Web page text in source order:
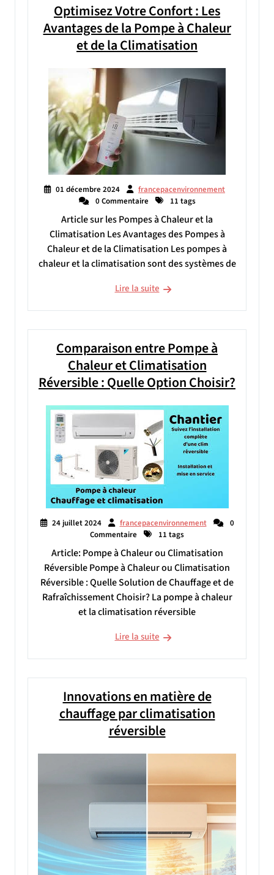
Optimisez Votre Confort : Les
Avantages de la Pompe à Chaleur
et de la Climatisation
01 décembre 2024
francepacenvironnement
0 Commentaire
11 tags
Article sur les Pompes à Chaleur et la
Climatisation Les Avantages des Pompes à
Chaleur et de la Climatisation Les pompes à
chaleur et la climatisation sont des systèmes de
Lire la suite
Comparaison entre Pompe à
Chaleur et Climatisation
Réversible : Quelle Option Choisir?
24 juillet 2024 francepacenvironnement
0
Commentaire
11 tags
Article: Pompe à Chaleur ou Climatisation
Réversible Pompe à Chaleur ou Climatisation
Réversible : Quelle Solution de Chauffage et de
Rafraîchissement Choisir? La pompe à chaleur
et la climatisation réversible
Lire la suite
Innovations en matière de
chauffage par climatisation
réversible